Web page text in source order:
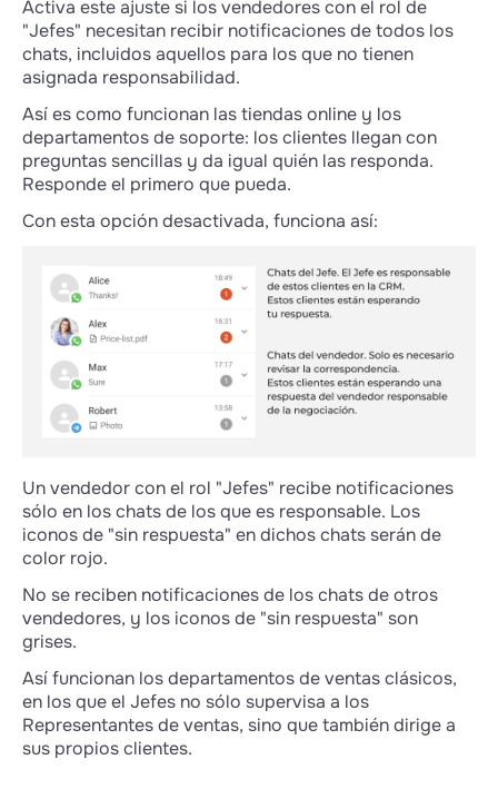
Activa este ajuste si los vendedores con el rol de
"Jefes" necesitan recibir notificaciones de todos los
chats, incluidos aquellos para los que no tienen
asignada responsabilidad.
Así es como funcionan las tiendas online y los
departamentos de soporte: los clientes llegan con
preguntas sencillas y da igual quién las responda.
Responde el primero que pueda.
Con esta opción desactivada, funciona así:
Un vendedor con el rol "Jefes" recibe notificaciones
sólo en los chats de los que es responsable. Los
iconos de "sin respuesta" en dichos chats serán de
color rojo.
No se reciben notificaciones de los chats de otros
vendedores, y los iconos de "sin respuesta" son
grises.
Así funcionan los departamentos de ventas clásicos,
en los que el Jefes no sólo supervisa a los
Representantes de ventas, sino que también dirige a
sus propios clientes.